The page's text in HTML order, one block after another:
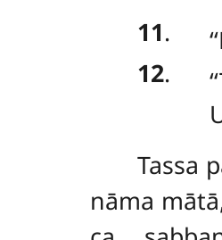
11.
12.
Tassa
nāma